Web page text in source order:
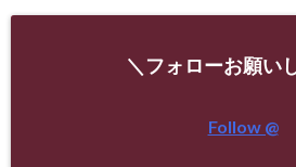
＼フォローお願い
Follow @